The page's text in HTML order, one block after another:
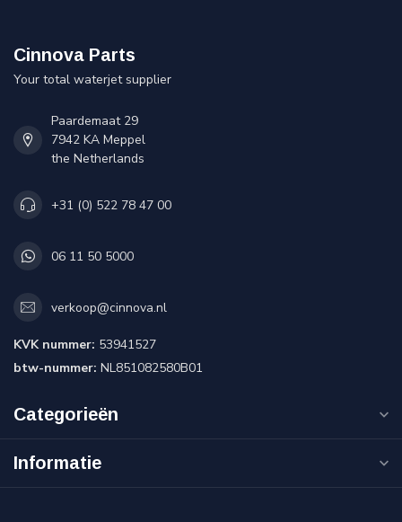
Cinnova Parts
Your total waterjet supplier
Paardemaat 29
7942 KA Meppel
the Netherlands
+31 (0) 522 78 47 00
06 11 50 5000
verkoop@cinnova.nl
KVK nummer: 53941527
btw-nummer: NL851082580B01
Categorieën
Informatie